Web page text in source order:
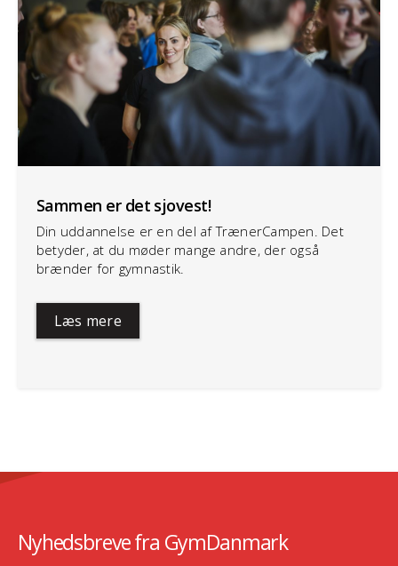
Sammen er det sjovest!
Din uddannelse er en del af TrænerCampen. Det
betyder, at du møder mange andre, der også
brænder for gymnastik.
Læs mere
Nyhedsbreve fra GymDanmark